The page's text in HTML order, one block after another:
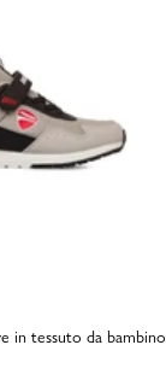
in tessuto da bambino